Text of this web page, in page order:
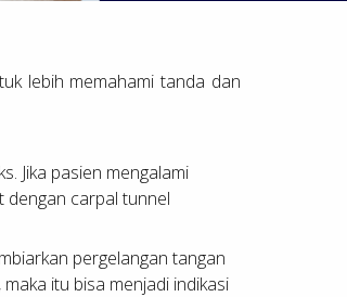
lebih memahami tanda dan
Jika pasien mengalami
dengan carpal tunnel
pergelangan tangan
itu bisa menjadi indikasi